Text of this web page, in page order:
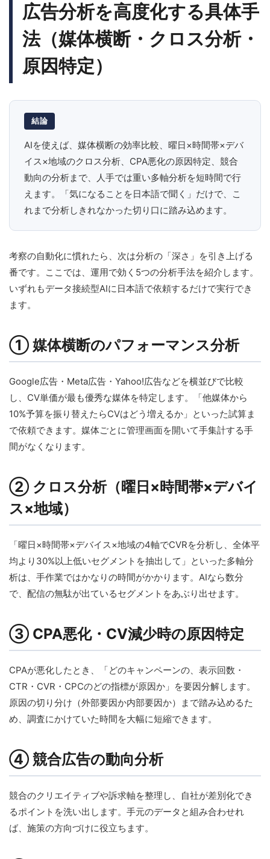
広告分析を高度化する具体手
法（媒体横断・クロス分析・
原因特定）
結論
AIを使えば、媒体横断の効率比較、曜日×時間帯×デバ
イス×地域のクロス分析、CPA悪化の原因特定、競合
動向の分析まで、人手では重い多軸分析を短時間で行
えます。「気になることを日本語で聞く」だけで、こ
れまで分析しきれなかった切り口に踏み込めます。
考察の自動化に慣れたら、次は分析の「深さ」を引き上げる
番です。ここでは、運用で効く5つの分析手法を紹介します。
いずれもデータ接続型AIに日本語で依頼するだけで実行でき
ます。
① 媒体横断のパフォーマンス分析
Google広告・Meta広告・Yahoo!広告などを横並びで比較
し、CV単価が最も優秀な媒体を特定します。「他媒体から
10%予算を振り替えたらCVはどう増えるか」といった試算ま
で依頼できます。媒体ごとに管理画面を開いて手集計する手
間がなくなります。
② クロス分析（曜日×時間帯×デバイ
ス×地域）
「曜日×時間帯×デバイス×地域の4軸でCVRを分析し、全体平
均より30%以上低いセグメントを抽出して」といった多軸分
析は、手作業ではかなりの時間がかかります。AIなら数分
で、配信の無駄が出ているセグメントをあぶり出せます。
③ CPA悪化・CV減少時の原因特定
CPAが悪化したとき、「どのキャンペーンの、表示回数・
CTR・CVR・CPCのどの指標が原因か」を要因分解します。
原因の切り分け（外部要因か内部要因か）まで踏み込めるた
め、調査にかけていた時間を大幅に短縮できます。
④ 競合広告の動向分析
競合のクリエイティブや訴求軸を整理し、自社が差別化でき
るポイントを洗い出します。手元のデータと組み合わせれ
ば、施策の方向づけに役立ちます。